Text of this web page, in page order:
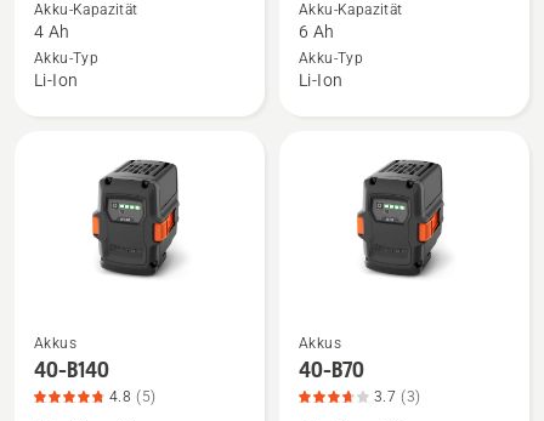
Aspire™
P4A
18-
Produktbewertung
Akku-Kapazität
4 Ah
Akku-Typ
Li-Ion
Aspire™
P4A
18-
Produktbewertung
Akku-Kapazität
6 Ah
Akku-Typ
Li-Ion
Mehr
Details
zu
Akkus
40-B140
4.8 (5)
Mehr
Details
zu
Akkus
40-B70
3.7 (3)